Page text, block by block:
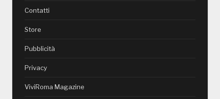
Contatti
Store
Pubblicità
Privacy
ViviRoma Magazine